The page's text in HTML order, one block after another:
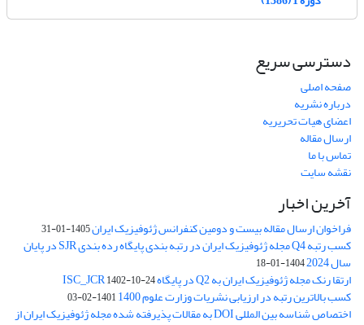
دسترسی سریع
صفحه اصلی
درباره نشریه
اعضای هیات تحریریه
ارسال مقاله
تماس با ما
نقشه سایت
آخرین اخبار
فراخوان ارسال مقاله بیست و دومین کنفرانس ژئوفیزیک ایران1405-01-31
کسب رتبه Q4 مجله ژئوفیزیک ایران در رتبه بندی پایگاه رده بندی SJR در پایان
سال 2024 1404-01-18
ارتقا رنک مجله ژئوفیزیک ایران به Q2 در پایگاه ISC_JCR 1402-10-24
کسب بالاترین رتبه در ارزیابی نشریات وزارت علوم 1400 1401-02-03
اختصاص شناسه بین المللی DOI به مقالات پذیرفته شده مجله ژئوفیزیک ایران از